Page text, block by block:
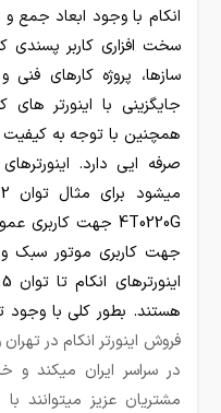
انکام با وجود ابعاد جمع و
سخت افزاری کاربر پسندی
سازها، پروژه کارهای
جایگزینی با اینورتر های
همچنین با توجه به
صرفه ایی دارد.
هستند. بطور کلی با وجود
فروش اینورتر انکام در
در سراسر ایران میکند و
مشتریان عزیز میتوانند